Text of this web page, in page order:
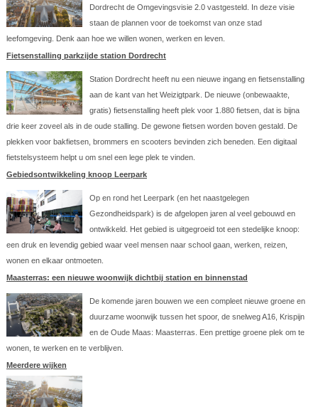
Dordrecht de Omgevingsvisie 2.0 vastgesteld. In deze visie
staan de plannen voor de toekomst van onze stad
leefomgeving. Denk aan hoe we willen wonen, werken en leven.
Fietsenstalling parkzijde station Dordrecht
Station Dordrecht heeft nu een nieuwe ingang en fietsenstalling
aan de kant van het Weizigtpark. De nieuwe (onbewaakte,
gratis) fietsenstalling heeft plek voor 1.880 fietsen, dat is bijna
drie keer zoveel als in de oude stalling. De gewone fietsen worden boven gestald. De
plekken voor bakfietsen, brommers en scooters bevinden zich beneden. Een digitaal
fietstelsysteem helpt u om snel een lege plek te vinden.
Gebiedsontwikkeling knoop Leerpark
Op en rond het Leerpark (en het naastgelegen
Gezondheidspark) is de afgelopen jaren al veel gebouwd en
ontwikkeld. Het gebied is uitgegroeid tot een stedelijke knoop:
een druk en levendig gebied waar veel mensen naar school gaan, werken, reizen,
wonen en elkaar ontmoeten.
Maasterras: een nieuwe woonwijk dichtbij station en binnenstad
De komende jaren bouwen we een compleet nieuwe groene en
duurzame woonwijk tussen het spoor, de snelweg A16, Krispijn
en de Oude Maas: Maasterras. Een prettige groene plek om te
wonen, te werken en te verblijven.
Meerdere wijken